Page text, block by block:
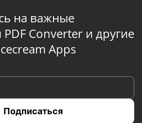
на важные
Converter и другие
Apps